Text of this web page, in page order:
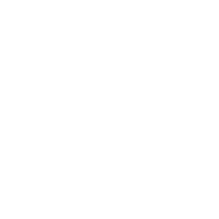
desconocido ni soportar la música
rompía el silencio, informando horarios
salía alrededor de las once y cuarenta, casi a